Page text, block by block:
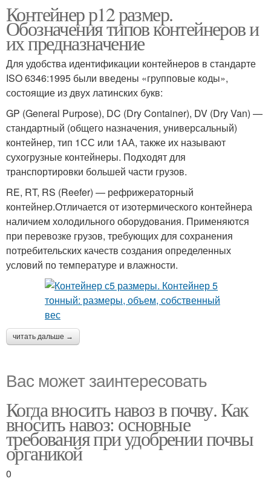
Контейнер р12 размер.
Обозначения типов контейнеров и
их предназначение
Для удобства идентификации контейнеров в стандарте
ISO 6346:1995 были введены «групповые коды»,
состоящие из двух латинских букв:
GP (General Purpose), DC (Dry Container), DV (Dry Van) —
стандартный (общего назначения, универсальный)
контейнер, тип 1СС или 1АА, также их называют
сухогрузные контейнеры. Подходят для
транспортировки большей части грузов.
RE, RT, RS (Reefer) — рефрижераторный
контейнер.Отличается от изотермического контейнера
наличием холодильного оборудования. Применяются
при перевозке грузов, требующих для сохранения
потребительских качеств создания определенных
условий по температуре и влажности.
читать дальше →
Вас может заинтересовать
Когда вносить навоз в почву. Как
вносить навоз: основные
требования при удобрении почвы
органикой
0